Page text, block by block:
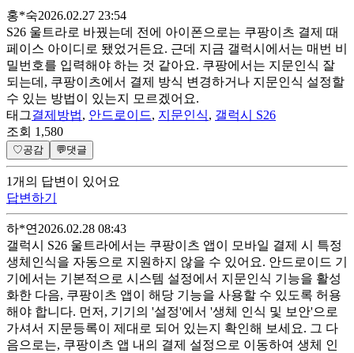
홍*숙2026.02.27 23:54
S26 울트라로 바꿨는데 전에 아이폰으로는 쿠팡이츠 결제 때
페이스 아이디로 됐었거든요. 근데 지금 갤럭시에서는 매번 비
밀번호를 입력해야 하는 것 같아요. 쿠팡에서는 지문인식 잘
되는데, 쿠팡이츠에서 결제 방식 변경하거나 지문인식 설정할
수 있는 방법이 있는지 모르겠어요.
태그결제방법, 안드로이드, 지문인식, 갤럭시 S26
조회 1,580
♡공감 💬댓글
1개 의 답변이 있어요
답변하기
하*연 2026.02.28 08:43
갤럭시 S26 울트라에서는 쿠팡이츠 앱이 모바일 결제 시 특정
생체인식을 자동으로 지원하지 않을 수 있어요. 안드로이드 기
기에서는 기본적으로 시스템 설정에서 지문인식 기능을 활성
화한 다음, 쿠팡이츠 앱이 해당 기능을 사용할 수 있도록 허용
해야 합니다. 먼저, 기기의 '설정'에서 '생체 인식 및 보안'으로
가셔서 지문등록이 제대로 되어 있는지 확인해 보세요. 그 다
음으로는, 쿠팡이츠 앱 내의 결제 설정으로 이동하여 생체 인